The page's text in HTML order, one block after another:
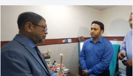
মামলা দায়ের করা হয়েছে।শুক্রবার সকালে
কোম্পানীগঞ্জ থানার ভারপ্রাপ্ত কর্মকর্তা (ওসি)
মোহাম্মদ নুরুল হাকিম বিষয়টি নিশ্চিত করেন।
মামলার বাদী হয়েছেন স্থানীয়...